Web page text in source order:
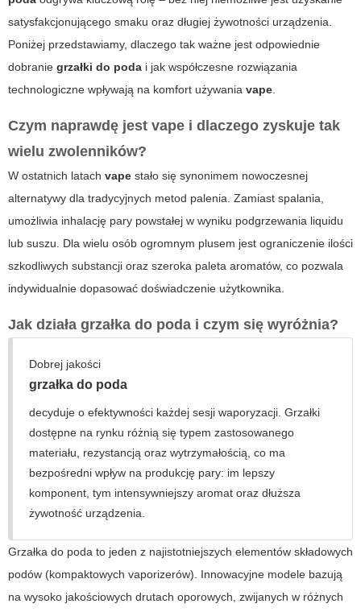
satysfakcjonującego smaku oraz długiej żywotności urządzenia.
Poniżej przedstawiamy, dlaczego tak ważne jest odpowiednie
dobranie grzałki do poda i jak współczesne rozwiązania
technologiczne wpływają na komfort używania vape.
Czym naprawdę jest vape i dlaczego zyskuje tak
wielu zwolenników?
W ostatnich latach vape stało się synonimem nowoczesnej
alternatywy dla tradycyjnych metod palenia. Zamiast spalania,
umożliwia inhalację pary powstałej w wyniku podgrzewania liquidu
lub suszu. Dla wielu osób ogromnym plusem jest ograniczenie ilości
szkodliwych substancji oraz szeroka paleta aromatów, co pozwala
indywidualnie dopasować doświadczenie użytkownika.
Jak działa grzałka do poda i czym się wyróżnia?
Dobrej jakości
grzałka do poda
decyduje o efektywności każdej sesji waporyzacji. Grzałki
dostępne na rynku różnią się typem zastosowanego
materiału, rezystancją oraz wytrzymałością, co ma
bezpośredni wpływ na produkcję pary: im lepszy
komponent, tym intensywniejszy aromat oraz dłuższa
żywotność urządzenia.
Grzałka do poda to jeden z najistotniejszych elementów składowych
podów (kompaktowych vaporizerów). Innowacyjne modele bazują
na wysoko jakościowych drutach oporowych, zwijanych w różnych